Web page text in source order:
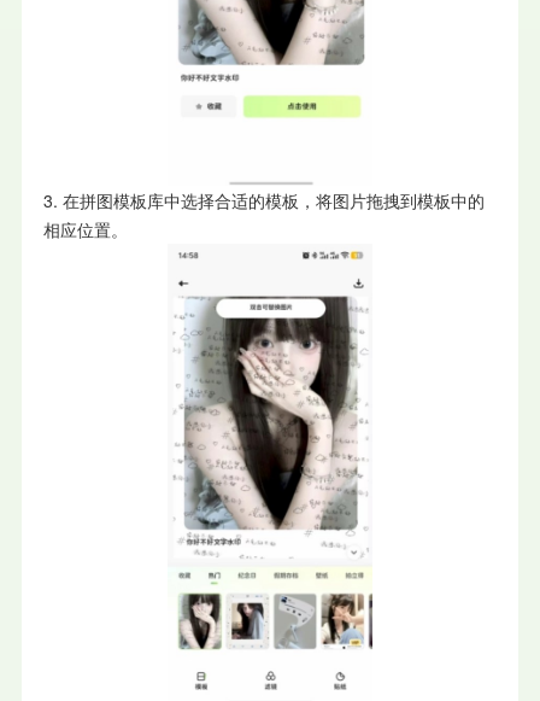
3. 在拼图模板库中选择合适的模板，将图片拖拽到模板中的
相应位置。